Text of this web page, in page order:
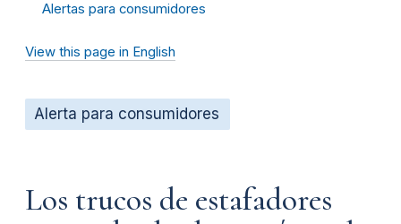
Alertas para consumidores
View this page in English
Alerta para consumidores
Los trucos de estafadores